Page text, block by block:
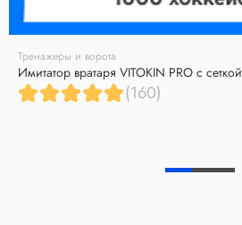
Тренажеры и ворота
Имитатор вратаря VITOKIN PRO с сеткой
(160)